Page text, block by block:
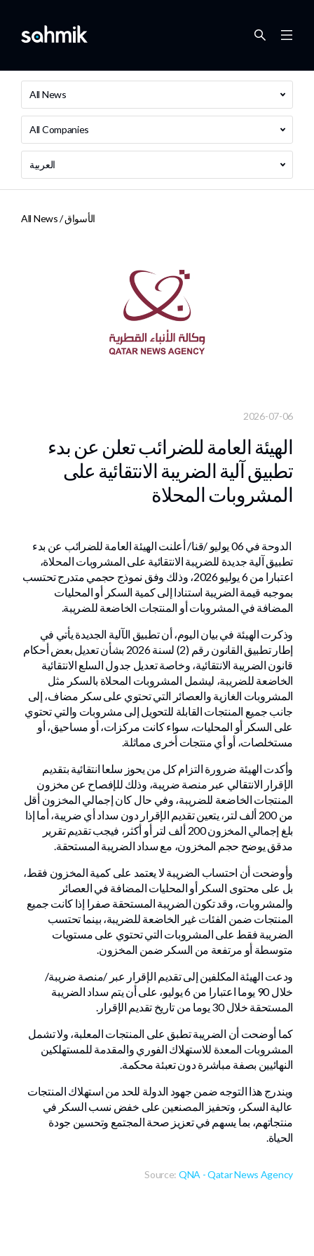
All News
All Companies
العربية
All News /الأسواق
2026-07-06
الهيئة العامة للضرائب تعلن عن بدء
تطبيق آلية الضريبة الانتقائية على
المشروبات المحلاة
الدوحة في 06 يوليو /قنا/ أعلنت الهيئة العامة للضرائب عن بدء
تطبيق آلية جديدة للضريبة الانتقائية على المشروبات المحلاة،
اعتبارا من 6 يوليو 2026، وذلك وفق نموذج حجمي متدرج تحتسب
بموجبه قيمة الضريبة استنادا إلى كمية السكر أو المحليات
المضافة في المشروبات أو المنتجات الخاضعة للضريبة.
وذكرت الهيئة في بيان اليوم، أن تطبيق الآلية الجديدة يأتي في
إطار تطبيق القانون رقم (2) لسنة 2026 بشأن تعديل بعض أحكام
قانون الضريبة الانتقائية، وخاصة تعديل جدول السلع الانتقائية
الخاضعة للضريبة، ليشمل المشروبات المحلاة بالسكر مثل
المشروبات الغازية والعصائر التي تحتوي على سكر مضاف، إلى
جانب جميع المنتجات القابلة للتحويل إلى مشروبات والتي تحتوي
على السكر أو المحليات، سواء كانت مركزات، أو مساحيق، أو
مستخلصات، أو أي منتجات أخرى مماثلة.
وأكدت الهيئة ضرورة التزام كل من يحوز سلعا انتقائية بتقديم
الإقرار الانتقالي عبر منصة ضريبة، وذلك للإفصاح عن مخزون
المنتجات الخاضعة للضريبة، وفي حال كان إجمالي المخزون أقل
من 200 ألف لتر، يتعين تقديم الإقرار دون سداد أي ضريبة، أما إذا
بلغ إجمالي المخزون 200 ألف لتر أو أكثر، فيجب تقديم تقرير
مدقق يوضح حجم المخزون، مع سداد الضريبة المستحقة.
وأوضحت أن احتساب الضريبة لا يعتمد على كمية المخزون فقط،
بل على محتوى السكر أو المحليات المضافة في العصائر
والمشروبات، وقد تكون الضريبة المستحقة صفرا إذا كانت جميع
المنتجات ضمن الفئات غير الخاضعة للضريبة، بينما تحتسب
الضريبة فقط على المشروبات التي تحتوي على مستويات
متوسطة أو مرتفعة من السكر ضمن المخزون.
ودعت الهيئة المكلفين إلى تقديم الإقرار عبر /منصة ضريبة/
خلال 90 يوما اعتبارا من 6 يوليو، على أن يتم سداد الضريبة
المستحقة خلال 30 يوما من تاريخ تقديم الإقرار.
كما أوضحت أن الضريبة تطبق على المنتجات المعلبة، ولا تشمل
المشروبات المعدة للاستهلاك الفوري والمقدمة للمستهلكين
النهائيين بصفة مباشرة دون تعبئة محكمة.
ويندرج هذا التوجه ضمن جهود الدولة للحد من استهلاك المنتجات
عالية السكر، وتحفيز المصنعين على خفض نسب السكر في
منتجاتهم، بما يسهم في تعزيز صحة المجتمع وتحسين جودة
الحياة.
Source: QNA - Qatar News Agency